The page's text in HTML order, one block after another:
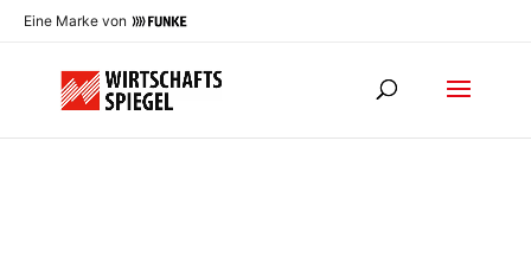
Eine Marke von